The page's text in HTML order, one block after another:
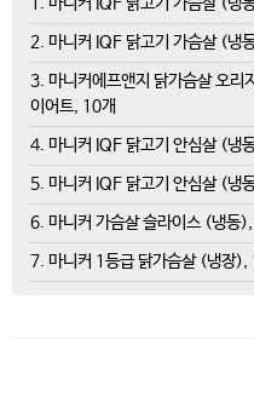
2. 마니커 IQF 닭고기 가슴살 (냉
3. 마니커에프앤지 닭가슴살 오
이어트, 10개
4. 마니커 IQF 닭고기 안심살 (냉
5. 마니커 IQF 닭고기 안심살 (냉
6. 마니커 가슴살 슬라이스 (냉동
7. 마니커 1등급 닭가슴살 (냉장),